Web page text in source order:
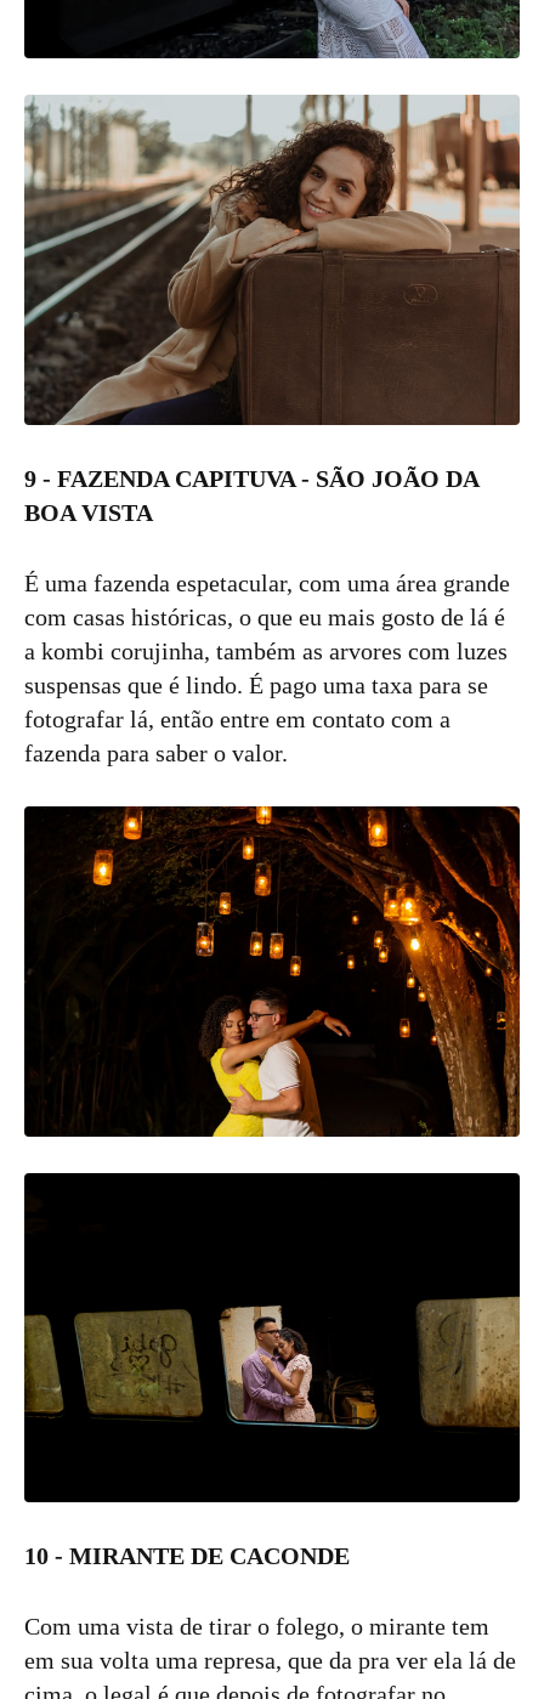
9 - FAZENDA CAPITUVA - SÃO JOÃO DA
BOA VISTA
É uma fazenda espetacular, com uma área grande
com casas históricas, o que eu mais gosto de lá é
a kombi corujinha, também as arvores com luzes
suspensas que é lindo. É pago uma taxa para se
fotografar lá, então entre em contato com a
fazenda para saber o valor.
10 - MIRANTE DE CACONDE
Com uma vista de tirar o folego, o mirante tem
em sua volta uma represa, que da pra ver ela lá de